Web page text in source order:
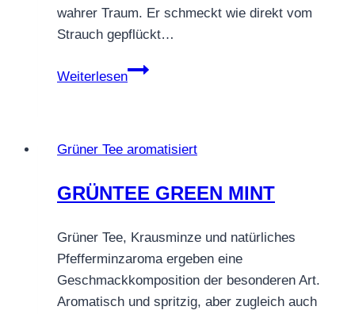
wahrer Traum. Er schmeckt wie direkt vom
Strauch gepflückt…
Weiterlesen
Grüntee
Grüner Tee aromatisiert
GRÜNTEE GREEN MINT
Grüner Tee, Krausminze und natürliches
Pfefferminzaroma ergeben eine
Geschmackkomposition der besonderen Art.
Aromatisch und spritzig, aber zugleich auch